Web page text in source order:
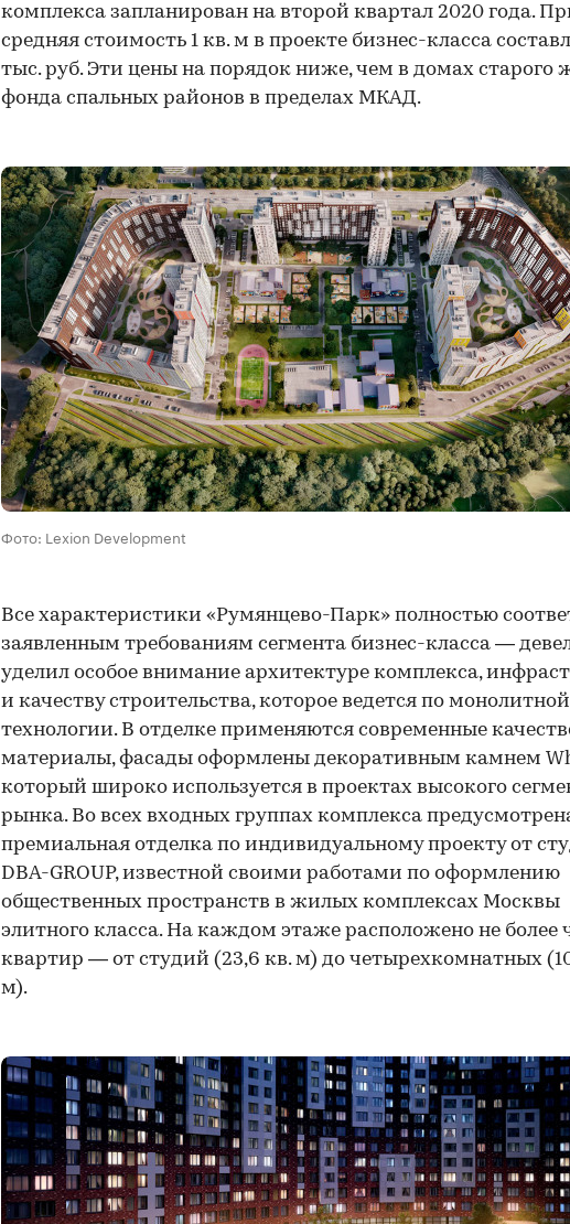
комплекса запланирован на второй квартал 2020 года.
средняя стоимость 1 кв. м в проекте бизнес-класса
тыс. руб. Эти цены на порядок ниже, чем в домах старого
фонда спальных районов в пределах МКАД.
Фото: Lexion Development
00:00 / 00:00
Все характеристики «Румянцево-Парк» полностью
заявленным требованиям сегмента бизнес-класса —
уделил особое внимание архитектуре комплекса,
и качеству строительства, которое ведется по монолитной
технологии. В отделке применяются современные
материалы, фасады оформлены декоративным камнем
который широко используется в проектах высокого
рынка. Во всех входных группах комплекса
премиальная отделка по индивидуальному проекту от
DBA-GROUP, известной своими работами по оформлению
общественных пространств в жилых комплексах Москвы
элитного класса. На каждом этаже расположено не более
квартир — от студий (23,6 кв. м) до четырехкомнатных
м).